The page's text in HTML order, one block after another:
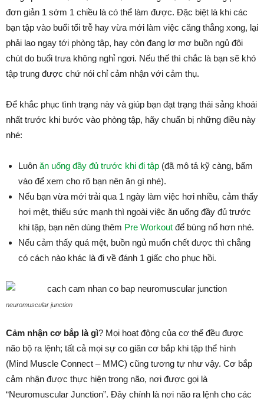
đơn giản 1 sớm 1 chiều là có thể làm được. Đặc biệt là khi các
bạn tập vào buổi tối trễ hay vừa mới làm việc căng thẳng xong, lại
phải lao ngay tới phòng tập, hay còn đang lơ mơ buồn ngủ đôi
chút do buổi trưa không nghỉ ngơi. Nếu thế thì chắc là bạn sẽ khó
tập trung được chứ nói chỉ cảm nhận với cảm thụ.
Để khắc phục tình trạng này và giúp bạn đạt trạng thái sảng khoái
nhất trước khi bước vào phòng tập, hãy chuẩn bị những điều này
nhé:
Luôn ăn uống đầy đủ trước khi đi tập (đã mô tả kỹ càng, bấm
vào để xem cho rõ bạn nên ăn gì nhé).
Nếu bạn vừa mới trải qua 1 ngày làm việc hơi nhiều, cảm thấy
hơi mệt, thiếu sức mạnh thì ngoài việc ăn uống đầy đủ trước
khi tập, bạn nên dùng thêm Pre Workout để bùng nổ hơn nhé.
Nếu cảm thấy quá mệt, buồn ngủ muốn chết được thì chẳng
có cách nào khác là đi về đánh 1 giấc cho phục hồi.
neuromuscular junction
Cảm nhận cơ bắp là gì? Mọi hoạt động của cơ thể đều được
não bộ ra lệnh; tất cả mọi sự co giãn cơ bắp khi tập thể hình
(Mind Muscle Connect – MMC) cũng tương tự như vậy. Cơ bắp
cảm nhận được thực hiện trong não, nơi được gọi là
“Neuromuscular Junction”. Đây chính là nơi não ra lệnh cho các